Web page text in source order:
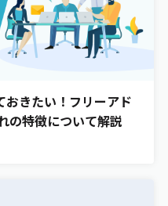
おきたい！フリーアド
の特徴について解説